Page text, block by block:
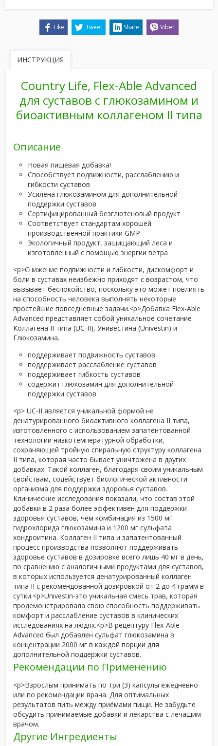
Like Tweet Share Viber
ИНСТРУКЦИЯ
Country Life, Flex-Able Advanced
для суставов с глюкозамином и
биоактивным коллагеном II типа
Описание
Новая пищевая добавка!
Способствует подвижности, расслаблению и
гибкости суставов
Усилена глюкозамином для дополнительной
поддержки суставов
Сертифицированный безглютеновый продукт
Соответствует стандартам хорошей
производственной практики GMP
Экологичный продукт, защищающий леса и
изготовленный с помощью энергии ветра
<р>Снижение подвижности и гибкости, дискомфорт и
боли в суставах неизбежно приходят с возрастом, что
вызывает беспокойство, поскольку это может повлиять
на способность человека выполнять некоторые
простейшие повседневные задачи.<р>Добавка Flex-Able
Advanced представляет собой уникальное сочетание
Коллагена II типа (UC-II), Унивестина (Univestin) и
Глюкозамина.
поддерживает подвижность суставов
поддерживает расслабление суставов
поддерживает гибкость суставов
содержит глюкозамин для дополнительной
поддержки суставов
<р> UC-II является уникальной формой не
денатурированного биоактивного коллагена II типа,
изготовленного с использованием запатентованной
технологии низкотемпературной обработки,
сохраняющей тройную спиральную структуру коллагена
II типа, которая часто бывает уничтожена в других
добавках. Такой коллаген, благодаря своим уникальным
свойствам, содействует биологической активности
организма для поддержки здоровья суставов.
Клинические исследования показали, что состав этой
добавки в 2 раза более эффективен для поддержки
здоровья суставов, чем комбинация из 1500 мг
гидрохлорида глюкозамина и 1200 мг сульфата
хондроитина. Коллаген II типа и запатентованный
процесс производства позволяют поддерживать
здоровье суставов в дозировке всего лишь 40 мг в день,
по сравнению с аналогичными продуктами для суставов,
в которых используется денатурированный коллаген
типа II с рекомендованной дозировкой от 2 до 4 грамм в
сутки.<р>Univestin-это уникальная смесь трав, которая
продемонстрировала свою способность поддерживать
комфорт и расслабление суставов в клинических
исследованиях на людях.<р>В рецептуру Flex-Able
Advanced был добавлен сульфат глюкозамина в
концентрации 2000 мг в каждой порции для
дополнительной поддержки суставов.
Рекомендации по Применению
<р>Взрослым принимать по три (3) капсулы ежедневно
или по рекомендации врача. Для оптимальных
результатов пить между приёмами пищи. Не забудьте
обсудить принимаемые добавки и лекарства с лечащим
врачом.
Другие Ингредиенты